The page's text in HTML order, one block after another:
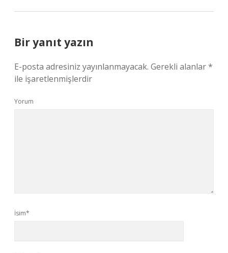
Bir yanıt yazın
E-posta adresiniz yayınlanmayacak. Gerekli alanlar*
ile işaretlenmişlerdir
Yorum
İsim*